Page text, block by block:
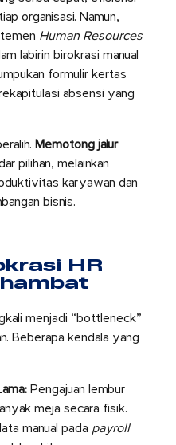
organisasi. Namun,
Human Resources
labirin birokrasi manual
formulir kertas
absensi yang
Memotong jalur
pilihan, melainkan
karyawan dan
bisnis.
HR
menjadi “bottleneck”
Beberapa kendala yang
Pengajuan lembur
meja secara fisik.
manual pada payroll